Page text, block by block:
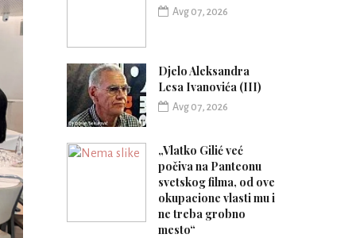
Avg 07, 2026
Djelo Aleksandra
Lesa Ivanovića (III)
Avg 07, 2026
„Vlatko Gilić već
počiva na Panteonu
svetskog filma, od ove
okupacione vlasti mu i
ne treba grobno
mesto“